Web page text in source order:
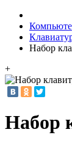
Набор
+
Набор